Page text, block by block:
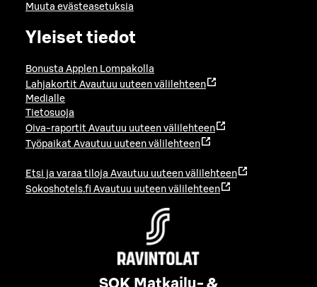
Muuta evästeasetuksia
Yleiset tiedot
Bonusta Applen Lompakolla
Lahjakortit Avautuu uuteen välilehteen
Medialle
Tietosuoja
Oiva-raportit Avautuu uuteen välilehteen
Työpaikat Avautuu uuteen välilehteen
Etsi ja varaa tiloja Avautuu uuteen välilehteen
Sokoshotels.fi Avautuu uuteen välilehteen
SOK Matkailu- &